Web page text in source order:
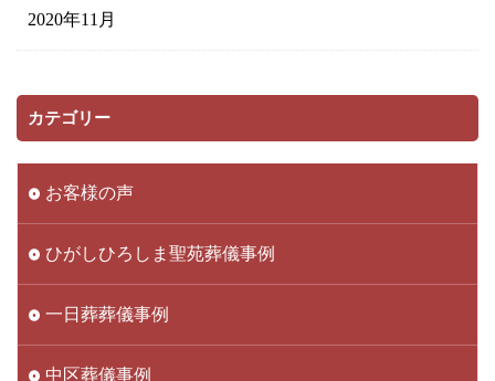
2020年11月
カテゴリー
お客様の声
ひがしひろしま聖苑葬儀事例
一日葬葬儀事例
中区葬儀事例